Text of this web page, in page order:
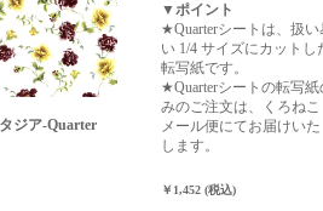
ジア-Quarter
▼ポイント
★Quarterシートは、扱い
い 1/4 サイズにカットし
転写紙です。
★Quarterシートの転写紙
みのご注文は、くろねこ
メール便にてお届けいた
します。
￥1,452 (税込)